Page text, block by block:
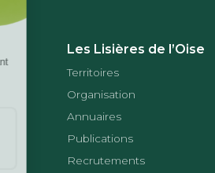
Les Lisières de l’Oise
Territoires
Organisation
Annuaires
Publications
Recrutements